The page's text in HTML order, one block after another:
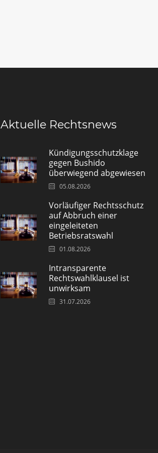
Aktuelle Rechtsnews
Kündigungsschutzklage
gegen Bushido
überwiegend abgewiesen
05.08.2026
Vorläufiger Rechtsschutz
auf Abbruch einer
eingeleiteten
Betriebsratswahl
01.08.2026
Intransparente
Rechtswahlklausel ist
unwirksam
31.07.2026